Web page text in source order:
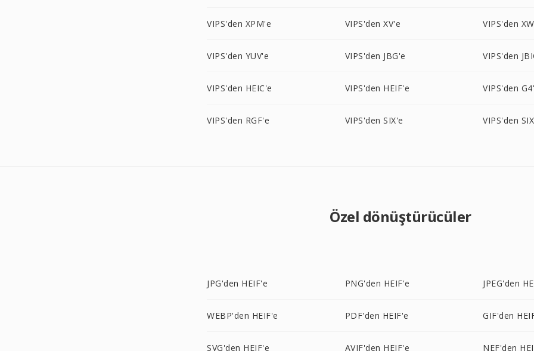
VIPS'den XPM'e VIPS'den XV'e VIPS'den
VIPS'den YUV'e VIPS'den JBG'e VIPS'den
VIPS'den HEIC'e VIPS'den HEIF'e VIPS'den
VIPS'den RGF'e VIPS'den SIX'e VIPS'den
Özel dönüştürücüler
JPG'den HEIF'e PNG'den HEIF'e JPEG'den
WEBP'den HEIF'e PDF'den HEIF'e GIF'den
SVG'den HEIF'e AVIF'den HEIF'e NEF'den